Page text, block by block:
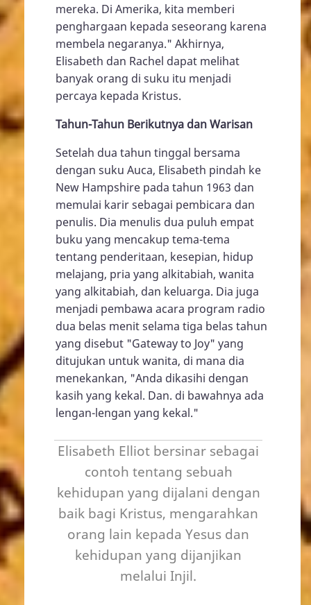
mereka. Di Amerika, kita memberi
penghargaan kepada seseorang karena
membela negaranya." Akhirnya,
Elisabeth dan Rachel dapat melihat
banyak orang di suku itu menjadi
percaya kepada Kristus.
Tahun-Tahun Berikutnya dan Warisan
Setelah dua tahun tinggal bersama
dengan suku Auca, Elisabeth pindah ke
New Hampshire pada tahun 1963 dan
memulai karir sebagai pembicara dan
penulis. Dia menulis dua puluh empat
buku yang mencakup tema-tema
tentang penderitaan, kesepian, hidup
melajang, pria yang alkitabiah, wanita
yang alkitabiah, dan keluarga. Dia juga
menjadi pembawa acara program radio
dua belas menit selama tiga belas tahun
yang disebut "Gateway to Joy" yang
ditujukan untuk wanita, di mana dia
menekankan, "Anda dikasihi dengan
kasih yang kekal. Dan. di bawahnya ada
lengan-lengan yang kekal."
Elisabeth Elliot bersinar sebagai
contoh tentang sebuah
kehidupan yang dijalani dengan
baik bagi Kristus, mengarahkan
orang lain kepada Yesus dan
kehidupan yang dijanjikan
melalui Injil.